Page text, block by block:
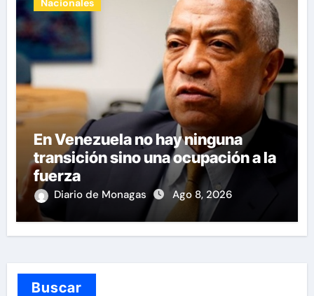
Nacionales
En Venezuela no hay ninguna
transición sino una ocupación a la
fuerza
Diario de Monagas Ago 8, 2026
Buscar